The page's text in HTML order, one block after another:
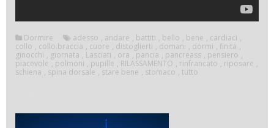
Dormire adesso , andare , battiti , bello , bene , cardiaci ,
collo , collo.braccia , cuore , distoglierti , domani , dormi , finita ,
ginocchi , giornata , Lasciati , ora , pancia , pancreass , pensiero ,
piacevole , polmoni , pupille , RILASSAMENTO , rinfrancato , riposare ,
schiena , spina dorsale , stare bene , stomaco , tutto